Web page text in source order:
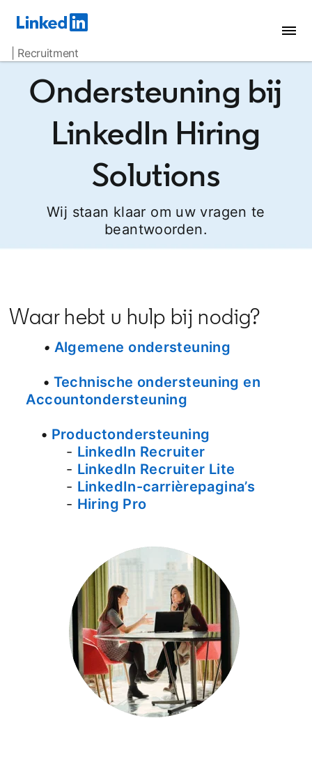
| Recruitment
Ondersteuning bij
LinkedIn Hiring
Solutions
Wij staan klaar om uw vragen te
beantwoorden.
Waar hebt u hulp bij nodig?
• Algemene ondersteuning
• Technische ondersteuning en
Accountondersteuning
• Productondersteuning
- LinkedIn Recruiter
- LinkedIn Recruiter Lite
- LinkedIn-carrièrepagina’s
- Hiring Pro